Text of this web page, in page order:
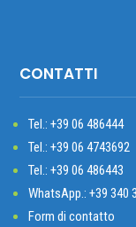
CONTATTI
Tel.: +3906 486444
Tel.: +39 06 4743692
Tel.: +39 06 486443
WhatsApp.: +39 340
Form di contatto